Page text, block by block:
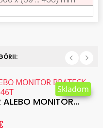
ALEBO MONITOR...
Skladom